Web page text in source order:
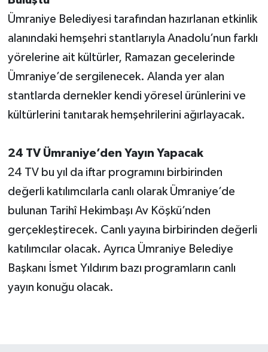
Ümraniye Belediyesi tarafından hazırlanan etkinlik
alanındaki hemşehri stantlarıyla Anadolu’nun farklı
yörelerine ait kültürler, Ramazan gecelerinde
Ümraniye’de sergilenecek. Alanda yer alan
stantlarda dernekler kendi yöresel ürünlerini ve
kültürlerini tanıtarak hemşehrilerini ağırlayacak.
24 TV Ümraniye’den Yayın Yapacak
24 TV bu yıl da iftar programını birbirinden
değerli katılımcılarla canlı olarak Ümraniye’de
bulunan Tarihî Hekimbaşı Av Köşkü’nden
gerçekleştirecek. Canlı yayına birbirinden değerli
katılımcılar olacak. Ayrıca Ümraniye Belediye
Başkanı İsmet Yıldırım bazı programların canlı
yayın konuğu olacak.